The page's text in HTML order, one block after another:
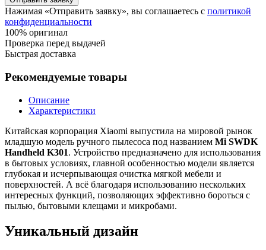
Нажимая «Отправить заявку», вы соглашаетесь с политикой
конфиденциальности
100% оригинал
Проверка перед выдачей
Быстрая доставка
Рекомендуемые товары
Описание
Характеристики
Китайская корпорация Xiaomi выпустила на мировой рынок
младшую модель ручного пылесоса под названием Mi SWDK
Handheld K301. Устройство предназначено для использования
в бытовых условиях, главной особенностью модели является
глубокая и исчерпывающая очистка мягкой мебели и
поверхностей. А всё благодаря использованию нескольких
интересных функций, позволяющих эффективно бороться с
пылью, бытовыми клещами и микробами.
Уникальный дизайн